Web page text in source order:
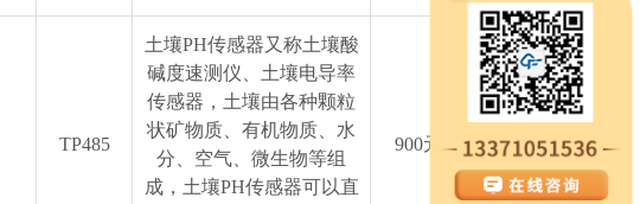
TP485
土壤PH传感器又称土壤酸
碱度速测仪、土壤电导率
传感器，土壤由各种颗粒
状矿物质、有机物质、水
分、空气、微生物等组
成，土壤PH传感器可以直
900元 风途